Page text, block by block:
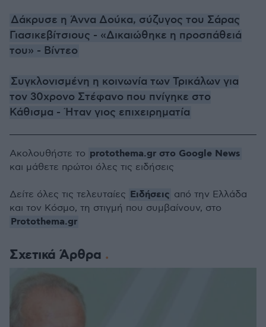
Δάκρυσε η Άννα Δούκα, σύζυγος του Σάρας
Γιασικεβίτσιους - «Δικαιώθηκε η προσπάθειά
του» - Βίντεο
Συγκλονισμένη η κοινωνία των Τρικάλων για
τον 30χρονο Στέφανο που πνίγηκε στο
Κάθισμα - Ήταν γιος επιχειρηματία
Σχετικά Άρθρα
Ακολουθήστε το protothema.gr στο Google News
και μάθετε πρώτοι όλες τις ειδήσεις
Δείτε όλες τις τελευταίες Ειδήσεις από την Ελλάδα
και τον Κόσμο, τη στιγμή που συμβαίνουν, στο
Protothema.gr